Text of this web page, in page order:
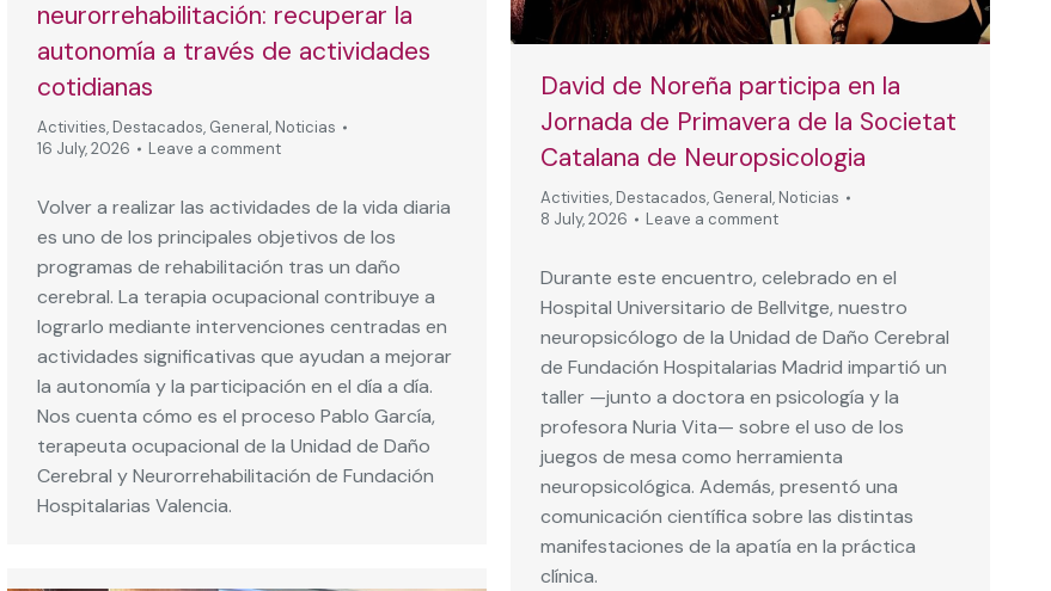
neurorrehabilitación: recuperar la
autonomía a través de actividades
cotidianas
Activities, Destacados, General, Noticias
16 July, 2026
Leave a comment
Volver a realizar las actividades de la vida diaria
es uno de los principales objetivos de los
programas de rehabilitación tras un daño
cerebral. La terapia ocupacional contribuye a
lograrlo mediante intervenciones centradas en
actividades significativas que ayudan a mejorar
la autonomía y la participación en el día a día.
Nos cuenta cómo es el proceso Pablo García,
terapeuta ocupacional de la Unidad de Daño
Cerebral y Neurorrehabilitación de Fundación
Hospitalarias Valencia.
David de Noreña participa en la
Jornada de Primavera de la Societat
Catalana de Neuropsicologia
Activities, Destacados, General, Noticias
8 July, 2026
Leave a comment
Durante este encuentro, celebrado en el
Hospital Universitario de Bellvitge, nuestro
neuropsicólogo de la Unidad de Daño Cerebral
de Fundación Hospitalarias Madrid impartió un
taller —junto a doctora en psicología y la
profesora Nuria Vita— sobre el uso de los
juegos de mesa como herramienta
neuropsicológica. Además, presentó una
comunicación científica sobre las distintas
manifestaciones de la apatía en la práctica
clínica.